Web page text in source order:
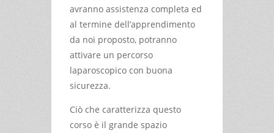
avranno assistenza completa ed
al termine dell’apprendimento
da noi proposto, potranno
attivare un percorso
laparoscopico con buona
sicurezza.
Ciò che caratterizza questo
corso è il grande spazio